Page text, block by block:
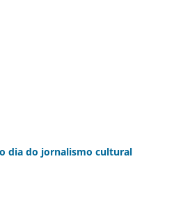
dia do jornalismo cultural